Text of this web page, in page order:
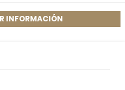
INFORMACIÓN